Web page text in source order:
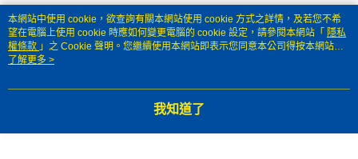
熱門標籤
本網站中使用 cookie，欲查詢有關本網站使用 cookie 方式之詳情，及若您不希
望在電腦上使用 cookie 時應如何變更電腦的 cookie 設定，請參閱本網站「 隱私
權條款 」之 Cookie 聲明。您繼續使用本網站即表示您同意本公司得按本網站使
用條款之 Cookie 聲明使用 cookie。
了解更多 >
我知道了